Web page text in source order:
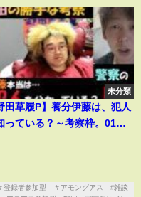
未分類
田草履P】養分伊藤は、犯人
っている？～考察枠。01月